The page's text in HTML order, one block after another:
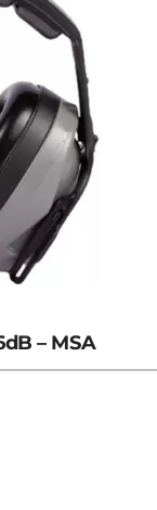
– MSA